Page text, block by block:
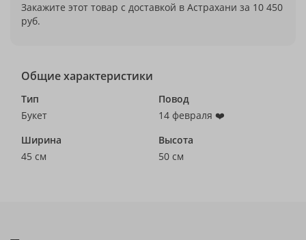
Закажите этот товар с доставкой в Астрахани за 10 450
руб.
Общие характеристики
Тип
Букет
Повод
14 февраля ❤️
Ширина
45 см
Высота
50 см